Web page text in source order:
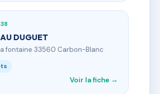
DUGUET
la fontaine 33560 Carbon-Blanc
Voir la fiche →